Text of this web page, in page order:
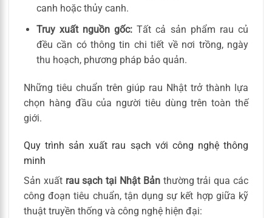
canh hoặc thủy canh.
Truy xuất nguồn gốc: Tất cả sản phẩm rau củ
đều cần có thông tin chi tiết về nơi trồng, ngày
thu hoạch, phương pháp bảo quản.
Những tiêu chuẩn trên giúp rau Nhật trở thành lựa
chọn hàng đầu của người tiêu dùng trên toàn thế
giới.
Quy trình sản xuất rau sạch với công nghệ thông
minh
Sản xuất rau sạch tại Nhật Bảnthường trải qua các
công đoạn tiêu chuẩn, tận dụng sự kết hợp giữa kỹ
thuật truyền thống và công nghệ hiện đại: